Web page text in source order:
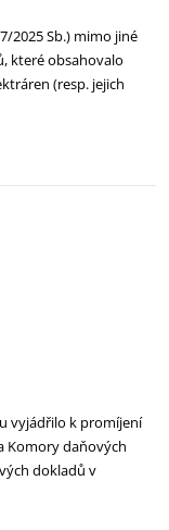
2025 Sb.) mimo jiné
které obsahovalo
(resp. jejich
vyjádřilo k promíjení
Komory daňových
‎dokladů v